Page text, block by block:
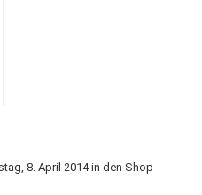
8. April 2014 in den Shop